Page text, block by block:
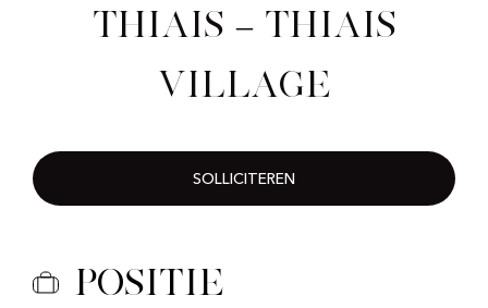
Thiais – Thiais
Village
SOLLICITEREN
Positie